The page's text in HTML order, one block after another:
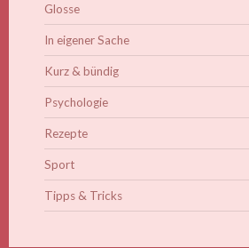
Glosse
In eigener Sache
Kurz & bündig
Psychologie
Rezepte
Sport
Tipps & Tricks